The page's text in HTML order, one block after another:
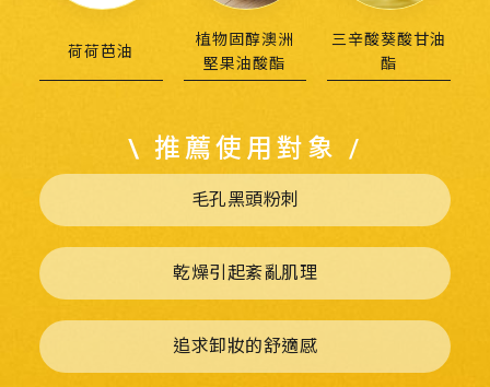
荷荷芭油
植物固醇澳洲
堅果油酸酯
三辛酸葵酸甘油
酯
\ 推薦使用對象 /
毛孔黑頭粉刺
乾燥引起紊亂肌理
追求卸妝的舒適感